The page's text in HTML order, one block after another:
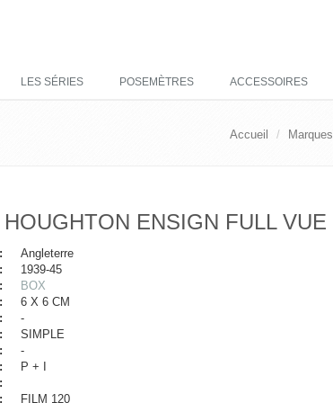
LES SÉRIES POSEMÈTRES ACCESSOIRES
Accueil Marques
ENSIGN FULL VUE
Angleterre
1939-45
BOX
6 X 6 CM
-
SIMPLE
-
P + I
FILM 120